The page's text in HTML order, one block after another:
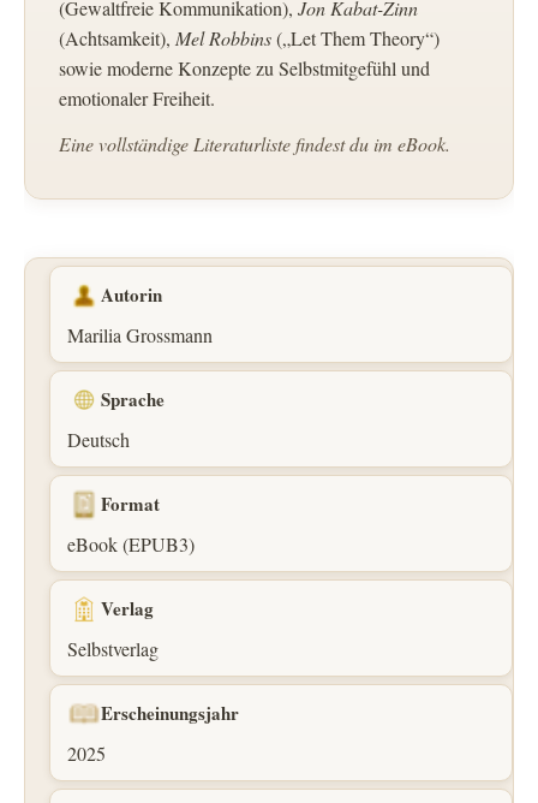
(Gewaltfreie Kommunikation), Jon Kabat-Zinn
(Achtsamkeit), Mel Robbins(„Let Them Theory“)
sowie moderne Konzepte zu Selbstmitgefühl und
emotionaler Freiheit.
Eine vollständige Literaturliste findest du im eBook.
Autorin
Marilia Grossmann
Sprache
Deutsch
Format
eBook (EPUB3)
Verlag
Selbstverlag
Erscheinungsjahr
2025